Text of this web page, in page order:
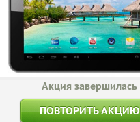
Акция завершилась
ПОВТОРИТЬ АКЦИЮ